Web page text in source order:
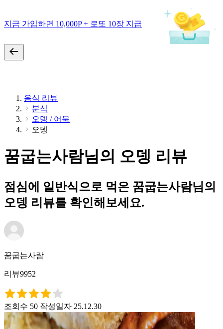
지금 가입하면 10,000P + 로또 10장 지급
음식 리뷰
분식
오뎅 / 어묵
오뎅
꿈굽는사람님의 오뎅 리뷰
점심에 일반식으로 먹은 꿈굽는사람님의
오뎅 리뷰를 확인해보세요.
꿈굽는사람
리뷰9952
조회수 50 작성일자 25.12.30